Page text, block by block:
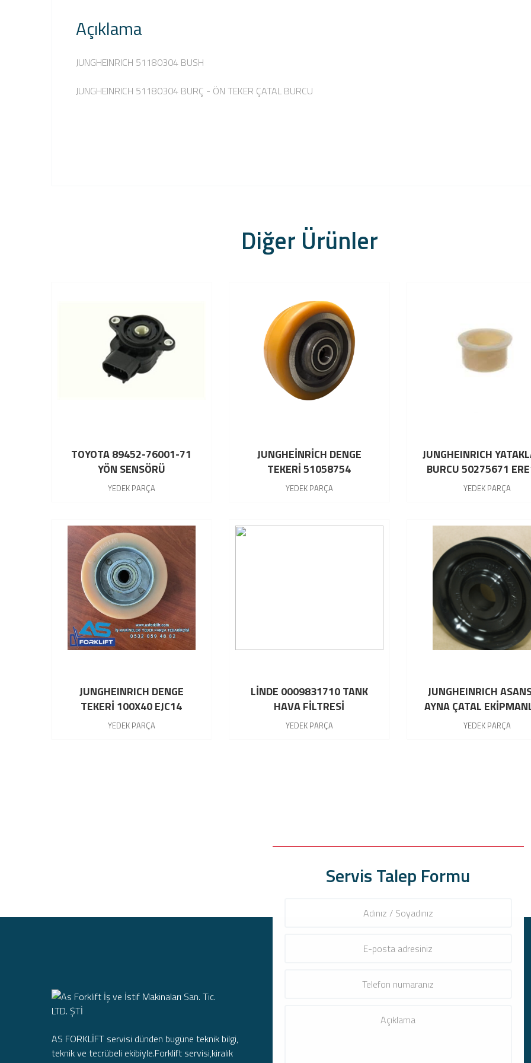
Açıklama
JUNGHEINRICH 51180304 BUSH
JUNGHEINRICH 51180304 BURÇ - ÖN TEKER ÇATAL BURCU
Diğer Ürünler
TOYOTA 89452-76001-71
YÖN SENSÖRÜ
YEDEK PARÇA
JUNGHEİNRİCH DENGE
TEKERİ 51058754
YEDEK PARÇA
JUNGHEINRICH
BURCU 50275671
YEDEK PARÇA
JUNGHEINRICH DENGE
TEKERİ 100X40 EJC14
27634540
YEDEK PARÇA
LİNDE 0009831710 TANK
HAVA FİLTRESİ
YEDEK PARÇA
JUNGHEINRICH
AYNA ÇATAL
ASANSÖR HORTUM
52006591
YEDEK PARÇA
AS FORKLİFT servisi dünden bugüne teknik bilgi,
teknik ve tecrübeli ekibiyle.Forklift servisi,kiralık
Servis Talep Formu